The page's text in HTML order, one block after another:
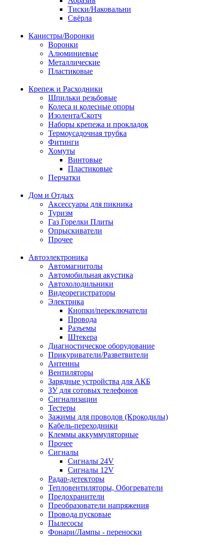
Тиски/Наковальни
Свёрла
Канистры/Воронки
Воронки
Алюминиевые
Металлические
Пластиковые
Крепеж и Расходники
Шпильки резьбовые
Колеса и колесные опоры
Изолента/Скотч
Наборы крепежа и прокладок
Термоусадочная трубка
Фитинги
Хомуты
Винтовые
Пластиковые
Перчатки
Дом и Отдых
Аксессуары для пикника
Туризм
Газ Горелки Плиты
Опрыскиватели
Прочее
Автоэлектроника
Автомагнитолы
Автомобильная акустика
Автохолодильники
Видеорегистраторы
Электрика
Кнопки/переключатели
Провода
Разъемы
Штекера
Диагностическое оборудование
Прикуриватели/Разветвители
Антенны
Вентиляторы
Зарядные устройства для АКБ
ЗУ для сотовых телефонов
Сигнализации
Тестеры
Зажимы для проводов (Крокодилы)
Кабель-переходники
Клеммы аккуммуляторные
Прочее
Сигналы
Сигналы 24V
Сигналы 12V
Радар-детекторы
Тепловентиляторы, Обогреватели
Предохранители
Преобразователи напряжения
Провода пусковые
Пылесосы
Фонари/Лампы - переноски